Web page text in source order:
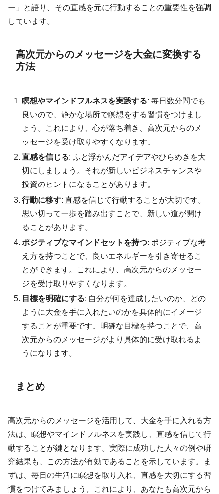
ー」と語り、その直感を元に行動することの重要性を強調
しています。
高次元からのメッセージを大金に変換する
方法
瞑想やマインドフルネスを実践する: 毎日数分間でも
良いので、静かな場所で瞑想をする習慣をつけまし
ょう。これにより、心が落ち着き、高次元からのメ
ッセージを受け取りやすくなります。
直感を信じる: ふと浮かんだアイデアやひらめきを大
切にしましょう。それが新しいビジネスチャンスや
投資のヒントになることがあります。
行動に移す: 直感を信じて行動することが大切です。
思い切って一歩を踏み出すことで、新しい道が開け
ることがあります。
ポジティブなマインドセットを持つ: ポジティブな考
え方を持つことで、良いエネルギーを引き寄せるこ
とができます。これにより、高次元からのメッセー
ジを受け取りやすくなります。
目標を明確にする: 自分が何を達成したいのか、どの
ように大金を手に入れたいのかを具体的にイメージ
することが重要です。明確な目標を持つことで、高
次元からのメッセージがより具体的に受け取れるよ
うになります。
まとめ
高次元からのメッセージを活用して、大金を手に入れる方
法は、瞑想やマインドフルネスを実践し、直感を信じて行
動することが鍵となります。実際に成功した人々の例や研
究結果も、この方法が有効であることを示しています。ま
ずは、毎日の生活に瞑想を取り入れ、直感を大切にする習
慣をつけてみましょう。これにより、あなたも高次元から